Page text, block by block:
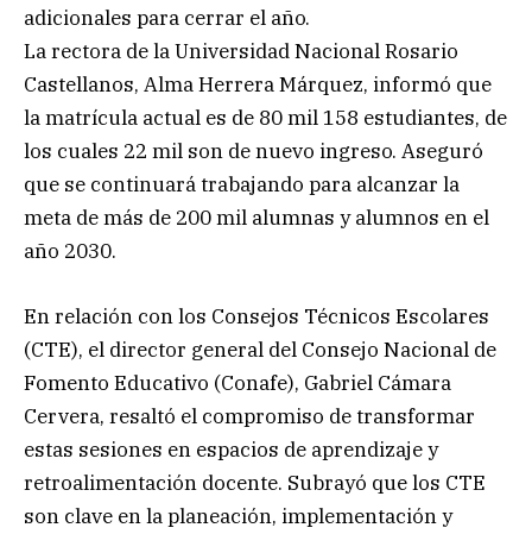
adicionales para cerrar el año.
La rectora de la Universidad Nacional Rosario
Castellanos, Alma Herrera Márquez, informó que
la matrícula actual es de 80 mil 158 estudiantes, de
los cuales 22 mil son de nuevo ingreso. Aseguró
que se continuará trabajando para alcanzar la
meta de más de 200 mil alumnas y alumnos en el
año 2030.
En relación con los Consejos Técnicos Escolares
(CTE), el director general del Consejo Nacional de
Fomento Educativo (Conafe), Gabriel Cámara
Cervera, resaltó el compromiso de transformar
estas sesiones en espacios de aprendizaje y
retroalimentación docente. Subrayó que los CTE
son clave en la planeación, implementación y